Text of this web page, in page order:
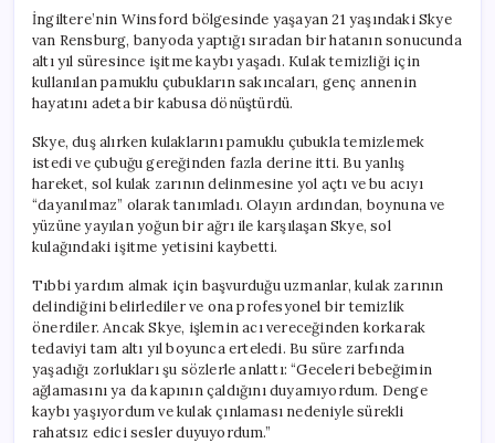
Yaşındaki
Annenin
6
Yıl
Kaybı
Draması
için
İngiltere’nin Winsford bölgesinde yaşayan 21 yaşındaki Skye
van Rensburg, banyoda yaptığı sıradan bir hatanın sonucunda
altı yıl süresince işitme kaybı yaşadı. Kulak temizliği için
kullanılan pamuklu çubukların sakıncaları, genç annenin
hayatını adeta bir kabusa dönüştürdü.
Skye, duş alırken kulaklarını pamuklu çubukla temizlemek
istedi ve çubuğu gereğinden fazla derine itti. Bu yanlış
hareket, sol kulak zarının delinmesine yol açtı ve bu acıyı
“dayanılmaz” olarak tanımladı. Olayın ardından, boynuna ve
yüzüne yayılan yoğun bir ağrı ile karşılaşan Skye, sol
kulağındaki işitme yetisini kaybetti.
Tıbbi yardım almak için başvurduğu uzmanlar, kulak zarının
delindiğini belirlediler ve ona profesyonel bir temizlik
önerdiler. Ancak Skye, işlemin acı vereceğinden korkarak
tedaviyi tam altı yıl boyunca erteledi. Bu süre zarfında
yaşadığı zorlukları şu sözlerle anlattı: “Geceleri bebeğimin
ağlamasını ya da kapının çaldığını duyamıyordum. Denge
kaybı yaşıyordum ve kulak çınlaması nedeniyle sürekli
rahatsız edici sesler duyuyordum.”